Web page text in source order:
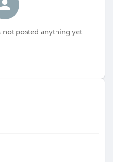
not posted anything yet